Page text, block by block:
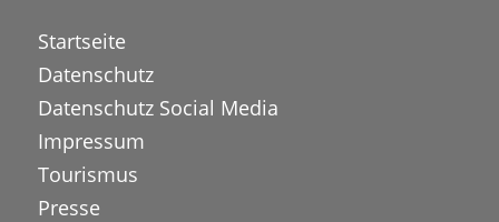
Startseite
Datenschutz
Datenschutz Social Media
Impressum
Tourismus
Presse